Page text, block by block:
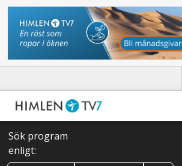
Sök program
enligt: